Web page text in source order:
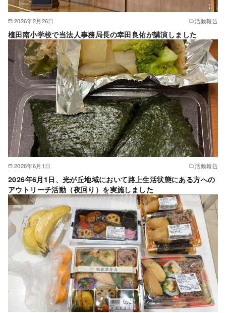
2026年2月26日 活動報告
植田南小学校で当法人事務局長の幸田良佑が講演しました
2026年6月1日 活動報告
2026年6月1日、光が丘地域において路上生活状態にある方への
アウトリーチ活動（夜回り）を実施しました